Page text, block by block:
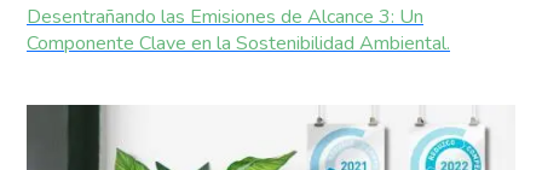
Desentrañando las Emisiones de Alcance 3: Un
Componente Clave en la Sostenibilidad Ambiental.